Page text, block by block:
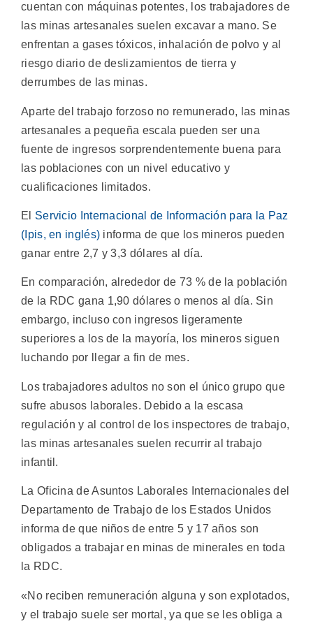
cuentan con máquinas potentes, los trabajadores de
las minas artesanales suelen excavar a mano. Se
enfrentan a gases tóxicos, inhalación de polvo y al
riesgo diario de deslizamientos de tierra y
derrumbes de las minas.
Aparte del trabajo forzoso no remunerado, las minas
artesanales a pequeña escala pueden ser una
fuente de ingresos sorprendentemente buena para
las poblaciones con un nivel educativo y
cualificaciones limitados.
El Servicio Internacional de Información para la Paz
(Ipis, en inglés) informa de que los mineros pueden
ganar entre 2,7 y 3,3 dólares al día.
En comparación, alrededor de 73 % de la población
de la RDC gana 1,90 dólares o menos al día. Sin
embargo, incluso con ingresos ligeramente
superiores a los de la mayoría, los mineros siguen
luchando por llegar a fin de mes.
Los trabajadores adultos no son el único grupo que
sufre abusos laborales. Debido a la escasa
regulación y al control de los inspectores de trabajo,
las minas artesanales suelen recurrir al trabajo
infantil.
La Oficina de Asuntos Laborales Internacionales del
Departamento de Trabajo de los Estados Unidos
informa de que niños de entre 5 y 17 años son
obligados a trabajar en minas de minerales en toda
la RDC.
«No reciben remuneración alguna y son explotados,
y el trabajo suele ser mortal, ya que se les obliga a